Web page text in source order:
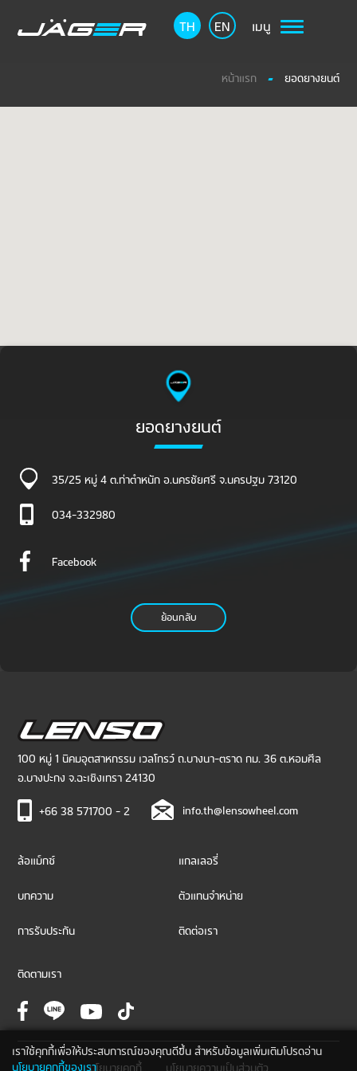
TH EN เมนู
หน้าแรก ยอดยางยนต์
ยอดยางยนต์
35/25 หมู่ 4 ต.ท่าตำหนัก อ.นครชัยศรี จ.นครปฐม 73120
034-332980
Facebook
ย้อนกลับ
100 หมู่ 1 นิคมอุตสาหกรรม เวลโกรว์ ถ.บางนา-ตราด กม. 36 ต.หอมศีล
อ.บางปะกง จ.ฉะเชิงเทรา 24130
+66 38 571700 - 2 info.th@lensowheel.com
ล้อแม็กซ์ แกลเลอรี่
บทความ ตัวแทนจำหน่าย
การรับประกัน ติดต่อเรา
ติดตามเรา
นโยบายคุกกี้ นโยบายความเป็นส่วนตัว
เราใช้คุกกี้เพื่อให้ประสบการณ์ของคุณดีขึ้น สำหรับข้อมูลเพิ่มเติมโปรดอ่าน
นโยบายคุกกี้ของเรา